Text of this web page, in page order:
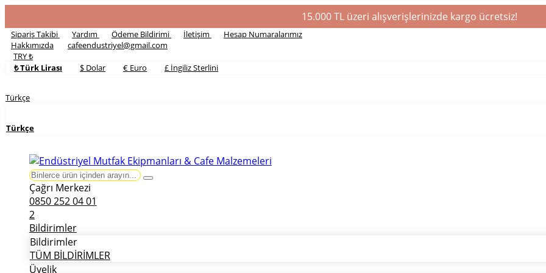
15.000 TL üzeri alışverişlerinizde kargo ücretsiz!
Sipariş Takibi Yardım Ödeme Bildirimi İletişim
Hesap Numaralarımız
Hakkımızda
cafeendustriyel@gmail.com
TRY ₺
₺ Türk Lirası
$ Dolar € Euro £ İngiliz Sterlini
Türkçe
Türkçe
Çağrı Merkezi
0850 252 04 01
2
Bildirimler
Bildirimler
TÜM BİLDİRİMLER
Üyelik